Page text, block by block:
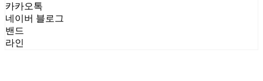
카카오톡
네이버 블로그
밴드
라인